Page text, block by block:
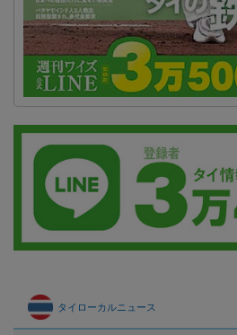
タイローカルニュース